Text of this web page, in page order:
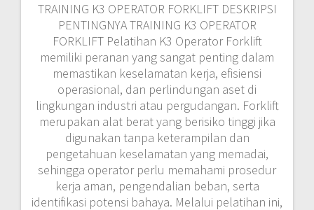
TRAINING K3 OPERATOR FORKLIFT DESKRIPSI
PENTINGNYA TRAINING K3 OPERATOR
FORKLIFT Pelatihan K3 Operator Forklift
memiliki peranan yang sangat penting dalam
memastikan keselamatan kerja, efisiensi
operasional, dan perlindungan aset di
lingkungan industri atau pergudangan. Forklift
merupakan alat berat yang berisiko tinggi jika
digunakan tanpa keterampilan dan
pengetahuan keselamatan yang memadai,
sehingga operator perlu memahami prosedur
kerja aman, pengendalian beban, serta
identifikasi potensi bahaya. Melalui pelatihan ini,